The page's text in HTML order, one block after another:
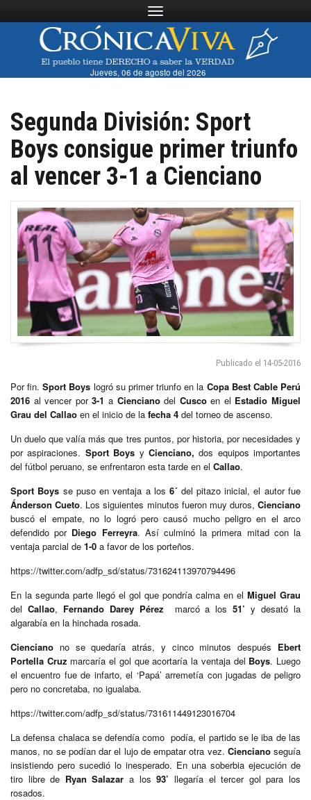
Toggle navigation
Jueves, 06 de agosto del 2026
Segunda División: Sport
Boys consigue primer triunfo
al vencer 3-1 a Cienciano
Publicado el 14-05-2016
Por fin.Sport Boys logró su primer triunfo en la Copa Best Cable Perú
2016 al vencer por3-1 a Ciencianodel Cuscoen el Estadio Miguel
Grau del Callao en el inicio de la fecha 4 del torneo de ascenso.
Un duelo que valía más que tres puntos, por historia, por necesidades y
por aspiraciones. Sport Boys y Cienciano, dos equipos importantes
del fútbol peruano, se enfrentaron esta tarde en el Callao.
Sport Boys se puso en ventaja a los6´del pitazo inicial, el autor fue
Ánderson Cueto. Los siguientes minutos fueron muy duros, Cienciano
buscó el empate, no lo logró pero causó mucho peligro en el arco
defendido por Diego Ferreyra. Así culminó la primera mitad con la
ventaja parcial de 1-0 a favor de los porteños.
https://twitter.com/adfp_sd/status/731624113970794496
En la segunda parte llegó el gol que pondría calma en el Miguel Grau
del Callao, Fernando Darey Pérez marcó a los51’ y desató la
algarabía en la hinchada rosada.
Cienciano no se quedaría atrás, y cinco minutos después Ebert
Portella Cruz marcaría el gol que acortaría la ventaja del Boys. Luego
el encuentro fue de infarto, el ‘Papá’ arremetía con jugadas de peligro
pero no concretaba, no igualaba.
https://twitter.com/adfp_sd/status/731611449123016704
La defensa chalaca se defendía como podía, el partido se le iba de las
manos, no se podían dar el lujo de empatar otra vez. Ciencianoseguía
insistiendo pero sucedió lo inesperado. En una soberbia ejecución de
tiro libre de Ryan Salazar a los 93’ llegaría el tercer gol para los
rosados.